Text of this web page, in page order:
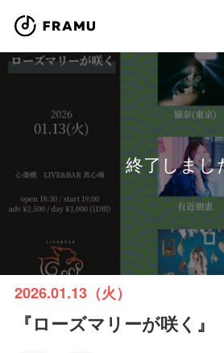
終了しまし
2026.01.13（火）
『ローズマリーが咲く』